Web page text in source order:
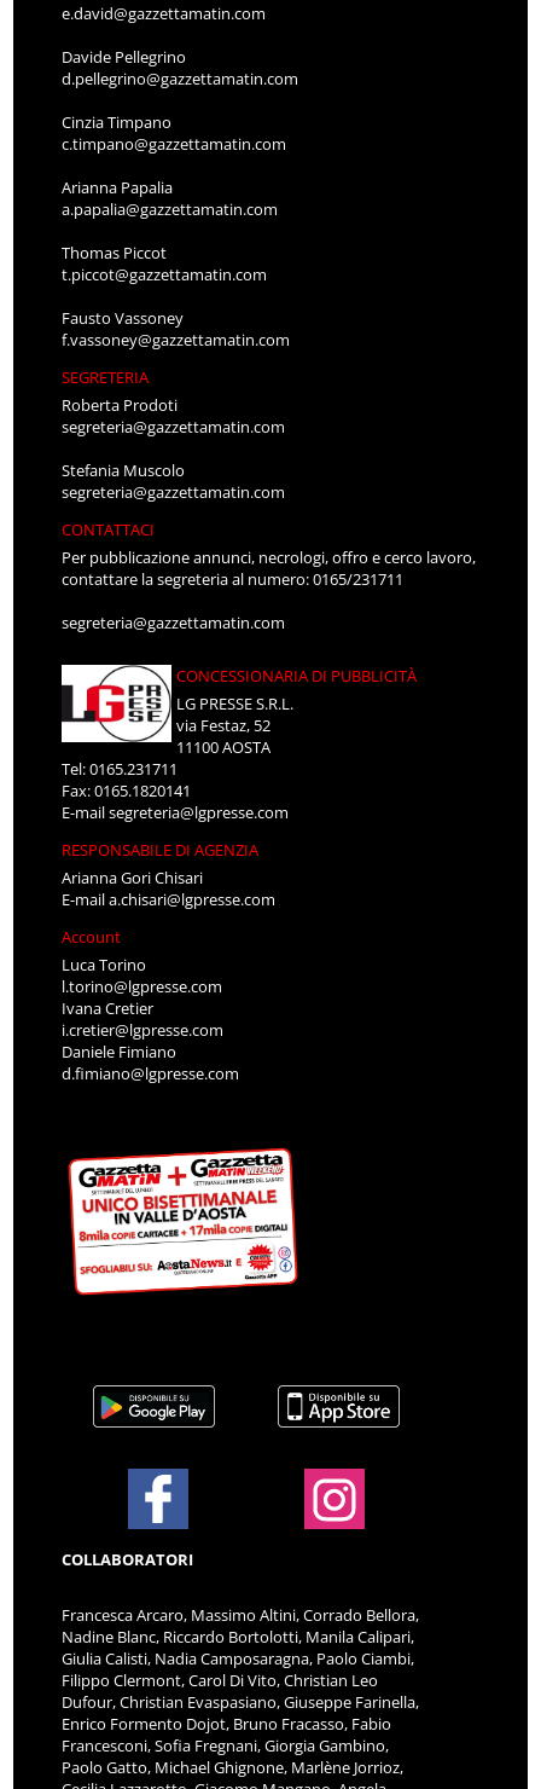
e.david@gazzettamatin.com
Davide Pellegrino
d.pellegrino@gazzettamatin.com
Cinzia Timpano
c.timpano@gazzettamatin.com
Arianna Papalia
a.papalia@gazzettamatin.com
Thomas Piccot
t.piccot@gazzettamatin.com
Fausto Vassoney
f.vassoney@gazzettamatin.com
SEGRETERIA
Roberta Prodoti
segreteria@gazzettamatin.com
Stefania Muscolo
segreteria@gazzettamatin.com
CONTATTACI
Per pubblicazione annunci, necrologi, offro e cerco lavoro,
contattare la segreteria al numero: 0165/231711
segreteria@gazzettamatin.com
CONCESSIONARIA DI PUBBLICITÀ
LG PRESSE S.R.L.
via Festaz, 52
11100 AOSTA
Tel: 0165.231711
Fax: 0165.1820141
E-mailsegreteria@lgpresse.com
RESPONSABILE DI AGENZIA
Arianna Gori Chisari
E-maila.chisari@lgpresse.com
Account
Luca Torino
l.torino@lgpresse.com
Ivana Cretier
i.cretier@lgpresse.com
Daniele Fimiano
d.fimiano@lgpresse.com
COLLABORATORI
Francesca Arcaro, Massimo Altini, Corrado Bellora,
Nadine Blanc, Riccardo Bortolotti, Manila Calipari,
Giulia Calisti, Nadia Camposaragna, Paolo Ciambi,
Filippo Clermont, Carol Di Vito, Christian Leo
Dufour, Christian Evaspasiano, Giuseppe Farinella,
Enrico Formento Dojot, Bruno Fracasso, Fabio
Francesconi, Sofia Fregnani, Giorgia Gambino,
Paolo Gatto, Michael Ghignone, Marlène Jorrioz,